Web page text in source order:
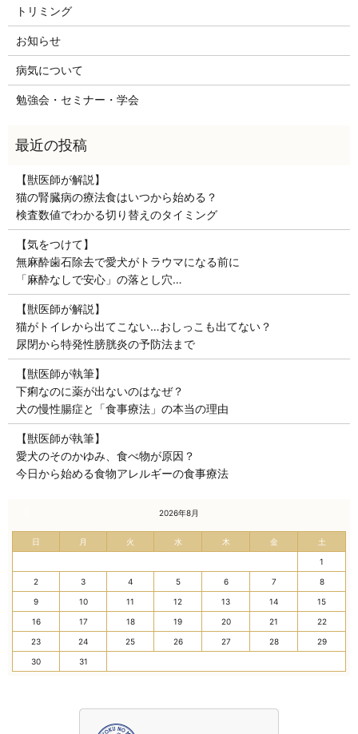
トリミング
お知らせ
病気について
勉強会・セミナー・学会
【獣医師が解説】
猫の腎臓病の療法食はいつから始める？
検査数値でわかる切り替えのタイミング
【気をつけて】
無麻酔歯石除去で愛犬がトラウマになる前に
「麻酔なしで安心」の落とし穴…
【獣医師が解説】
猫がトイレから出てこない…おしっこも出てない？
尿閉から特発性膀胱炎の予防法まで
【獣医師が執筆】
下痢なのに薬が出ないのはなぜ？
犬の慢性腸症と「食事療法」の本当の理由
【獣医師が執筆】
愛犬のそのかゆみ、食べ物が原因？
今日から始める食物アレルギーの食事療法
2026年8月
日 月 火 水 木 金 土
1
2 3 4 5 6 7 8
9 10 11 12 13 14 15
16 17 18 19 20 21 22
23 24 25 26 27 28 29
30 31